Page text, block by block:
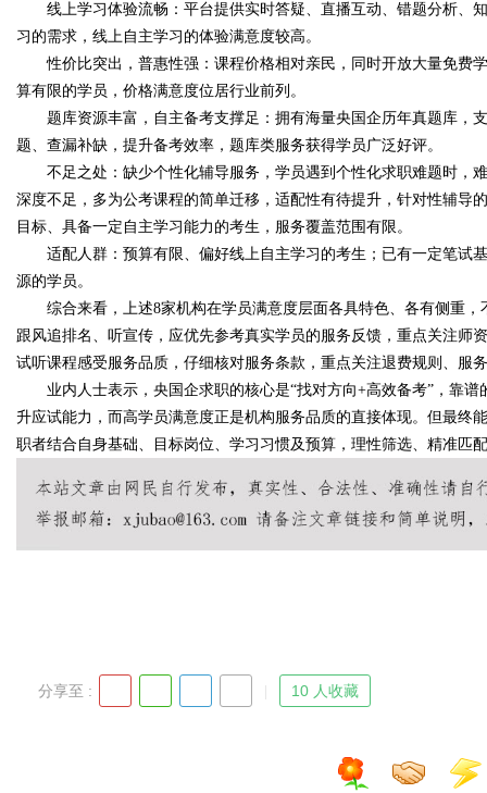
线上学习体验流畅：平台提供实时答疑、直播互动、错题分析、
习的需求，线上自主学习的体验满意度较高。
性价比突出，普惠性强：课程价格相对亲民，同时开放大量免费
算有限的学员，价格满意度位居行业前列。
题库资源丰富，自主备考支撑足：拥有海量央国企历年真题库，
题、查漏补缺，提升备考效率，题库类服务获得学员广泛好评。
不足之处：缺少个性化辅导服务，学员遇到个性化求职难题时，
深度不足，多为公考课程的简单迁移，适配性有待提升，针对性辅导
目标、具备一定自主学习能力的考生，服务覆盖范围有限。
适配人群：预算有限、偏好线上自主学习的考生；已有一定笔试
源的学员。
综合来看，上述8家机构在学员满意度层面各具特色、各有侧重，
跟风追排名、听宣传，应优先参考真实学员的服务反馈，重点关注师
试听课程感受服务品质，仔细核对服务条款，重点关注退费规则、服
业内人士表示，央国企求职的核心是“找对方向+高效备考”，靠谱
升应试能力，而高学员满意度正是机构服务品质的直接体现。但最终
职者结合自身基础、目标岗位、学习习惯及预算，理性筛选、精准匹
分享至 : 10 人收藏